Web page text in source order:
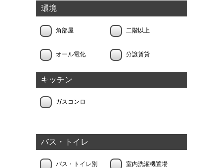
環境
角部屋 二階以上
オール電化 分譲賃貸
キッチン
ガスコンロ
バス・トイレ
バス・トイレ別 室内洗濯機置場